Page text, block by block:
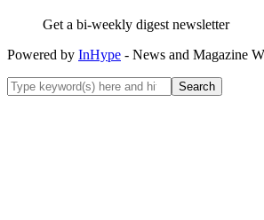
Get a bi-weekly digest newsletter
Powered by InHype - News and Magazine